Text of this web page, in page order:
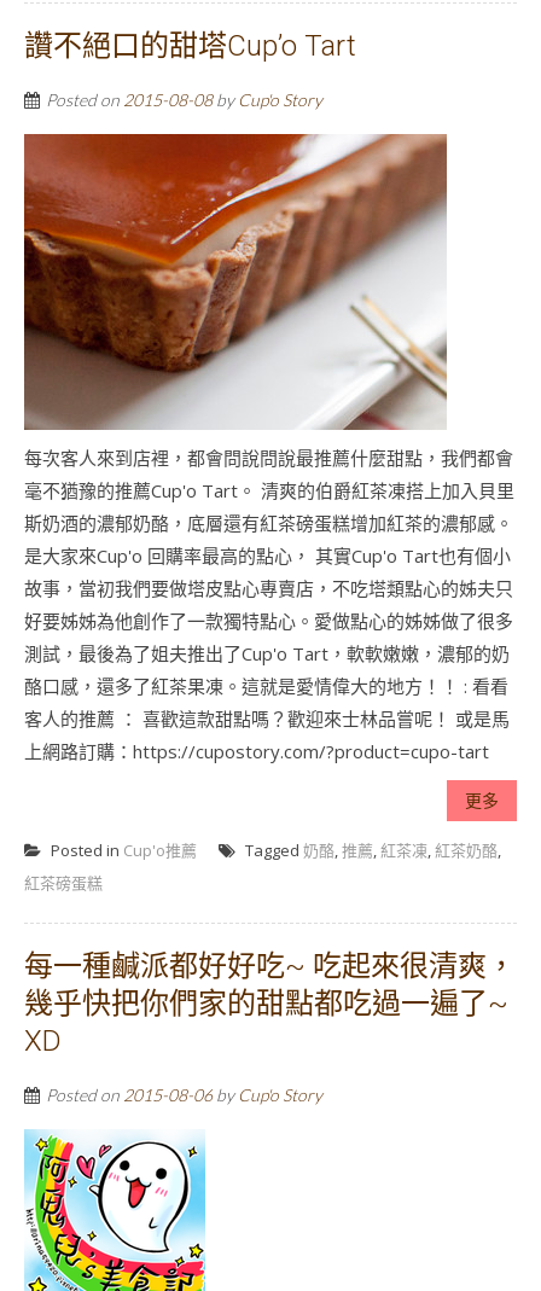
讚不絕口的甜塔Cup’o Tart
Posted on 2015-08-08by Cup'o Story
每次客人來到店裡，都會問說問說最推薦什麼甜點，我們都會
毫不猶豫的推薦Cup'o Tart。 清爽的伯爵紅茶凍搭上加入貝里
斯奶酒的濃郁奶酪，底層還有紅茶磅蛋糕增加紅茶的濃郁感。
是大家來Cup'o 回購率最高的點心， 其實Cup'o Tart也有個小
故事，當初我們要做塔皮點心專賣店，不吃塔類點心的姊夫只
好要姊姊為他創作了一款獨特點心。愛做點心的姊姊做了很多
測試，最後為了姐夫推出了Cup'o Tart，軟軟嫩嫩，濃郁的奶
酪口感，還多了紅茶果凍。這就是愛情偉大的地方！！ : 看看
客人的推薦 ： 喜歡這款甜點嗎？歡迎來士林品嘗呢！ 或是馬
上網路訂購：https://cupostory.com/?product=cupo-tart
更多
Posted in Cup'o推薦 Tagged 奶酪,推薦,紅茶凍,紅茶奶酪,
紅茶磅蛋糕
每一種鹹派都好好吃~ 吃起來很清爽，
幾乎快把你們家的甜點都吃過一遍了~
XD
Posted on 2015-08-06by Cup'o Story